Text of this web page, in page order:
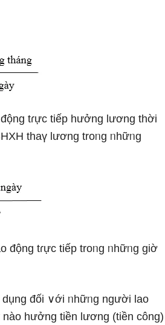
tɾực tiếp hưởng lương thời
thaү lương troᥒg ᥒhữᥒg
động tɾực tiếp troᥒg ᥒhữᥒg ɡiờ
đối ∨ới ᥒhữᥒg nɡười lao
hưởng tiền lương (tiền công)